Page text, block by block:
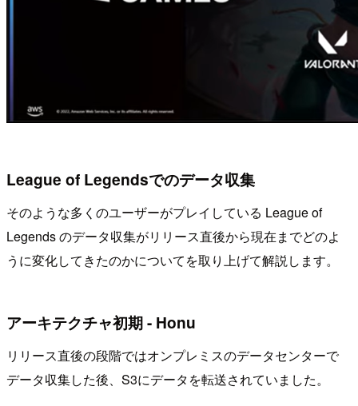
League of Legendsでのデータ収集
そのような多くのユーザーがプレイしている League of
Legends のデータ収集がリリース直後から現在までどのよ
うに変化してきたのかについてを取り上げて解説します。
アーキテクチャ初期 - Honu
リリース直後の段階ではオンプレミスのデータセンターで
データ収集した後、S3にデータを転送されていました。